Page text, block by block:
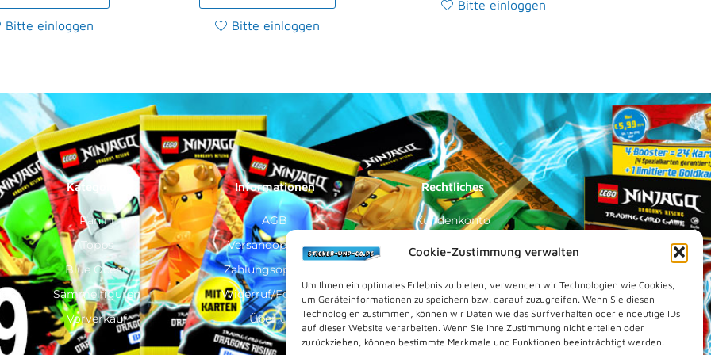
Cookie-Zustimmung verwalten
Um Ihnen ein optimales Erlebnis zu bieten, verwenden wir Technologien wie Cookies,
um Geräteinformationen zu speichern bzw. darauf zuzugreifen. Wenn Sie diesen
Technologien zustimmen, können wir Daten wie das Surfverhalten oder eindeutige IDs
auf dieser Website verarbeiten. Wenn Sie Ihre Zustimmung nicht erteilen oder
zurückziehen, können bestimmte Merkmale und Funktionen beeinträchtigt werden.
Bitte einloggen Bitte einloggen
Bitte einloggen
Kategorien
Panini
Topps
Blue Ocean
Sammelfiguren
Vorverkauf
Informationen
AGB
Versandoptionen
Zahlungsoptionen
Widerruf/Formular
Über Uns
Rechtliches
Kundenkonto
Impressum
Cookies (EU)
Vertrag widerrufen
Kontakt